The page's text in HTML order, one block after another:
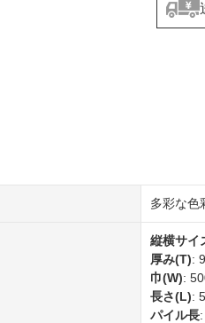
多彩な色
縦横サイ
厚み(T):
巾(W):
長さ(L):
パイル長